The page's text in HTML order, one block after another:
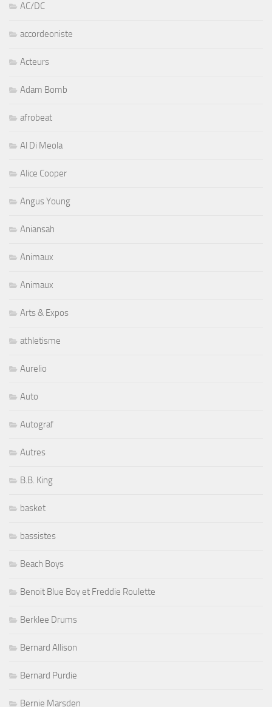
AC/DC
accordeoniste
Acteurs
Adam Bomb
afrobeat
Al Di Meola
Alice Cooper
Angus Young
Aniansah
Animaux
Animaux
Arts & Expos
athletisme
Aurelio
Auto
Autograf
Autres
B.B. King
basket
bassistes
Beach Boys
Benoit Blue Boy et Freddie Roulette
Berklee Drums
Bernard Allison
Bernard Purdie
Bernie Marsden